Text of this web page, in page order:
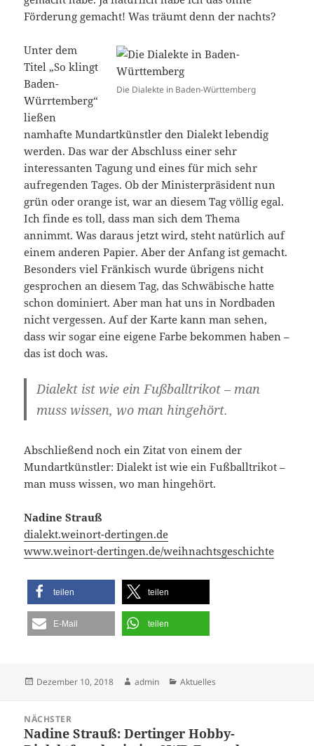
Förderung gemacht! Was träumt denn der nachts?
Die Dialekte in Baden-Württemberg
Unter dem
Titel „So klingt
Baden-
Würrtemberg“
ließen
namhafte Mundartkünstler den Dialekt lebendig
werden. Das war der Abschluss einer sehr
interessanten Tagung und eines für mich sehr
aufregenden Tages. Ob der Ministerpräsident nun
grün oder orange ist, war an diesem Tag völlig egal.
Ich finde es toll, dass man sich dem Thema
annimmt. Was daraus jetzt wird, steht natürlich auf
einem anderen Papier. Aber der Anfang ist gemacht.
Besonders viel Fränkisch wurde übrigens nicht
gesprochen an diesem Tag, das Schwäbische hatte
schon dominiert. Aber man hat uns in Nordbaden
nicht vergessen. Auf der Karte kann man sehen,
dass wir sogar eine eigene Farbe bekommen haben –
das ist doch was.
Dialekt ist wie ein Fußballtrikot – man
muss wissen, wo man hingehört.
Abschließend noch ein Zitat von einem der
Mundartkünstler: Dialekt ist wie ein Fußballtrikot –
man muss wissen, wo man hingehört.
Nadine Strauß
dialekt.weinort-dertingen.de
www.weinort-dertingen.de/weihnachtsgeschichte
teilen teilen
E-Mail teilen
Veröffentlicht
Dezember 10, 2018 Autor
admin Kategorien
Aktuelles
NÄCHSTER
Nächster
Nadine Strauß: Dertinger Hobby-